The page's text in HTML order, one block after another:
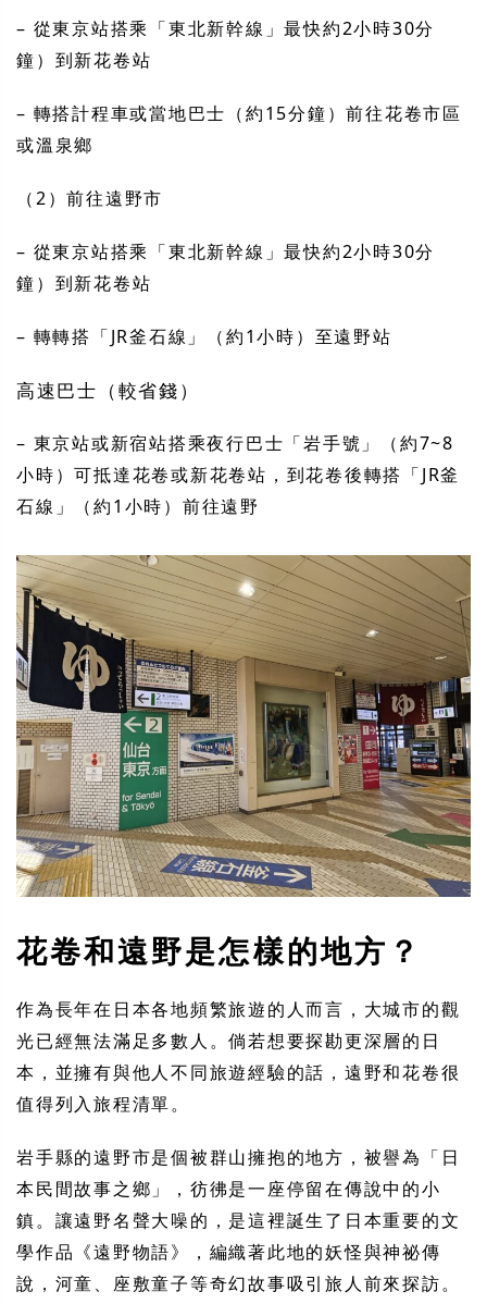
– 從東京站搭乘「東北新幹線」最快約2小時30分
鐘）到新花卷站
– 轉搭計程車或當地巴士（約15分鐘）前往花卷市區
或溫泉鄉
（2）前往遠野市
– 從東京站搭乘「東北新幹線」最快約2小時30分
鐘）到新花卷站
– 轉轉搭「JR釜石線」（約1小時）至遠野站
高速巴士（較省錢）
– 東京站或新宿站搭乘夜行巴士「岩手號」（約7~8
小時）可抵達花卷或新花卷站，到花卷後轉搭「JR釜
石線」（約1小時）前往遠野
花卷和遠野是怎樣的地方？
作為長年在日本各地頻繁旅遊的人而言，大城市的觀
光已經無法滿足多數人。倘若想要探勘更深層的日
本，並擁有與他人不同旅遊經驗的話，遠野和花卷很
值得列入旅程清單。
岩手縣的遠野市是個被群山擁抱的地方，被譽為「日
本民間故事之鄉」，彷彿是一座停留在傳說中的小
鎮。讓遠野名聲大噪的，是這裡誕生了日本重要的文
學作品《遠野物語》，編織著此地的妖怪與神祕傳
說，河童、座敷童子等奇幻故事吸引旅人前來探訪。